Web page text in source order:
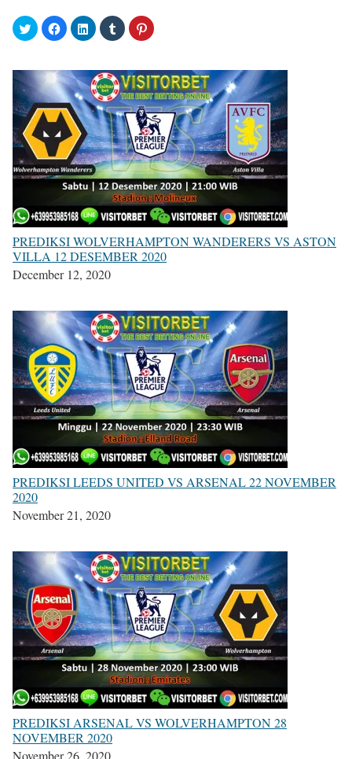
PREDIKSI WOLVERHAMPTON WANDERERS VS ASTON
VILLA 12 DESEMBER 2020
December 12, 2020
PREDIKSI LEEDS UNITED VS ARSENAL 22 NOVEMBER
2020
November 21, 2020
PREDIKSI ARSENAL VS WOLVERHAMPTON 28
NOVEMBER 2020